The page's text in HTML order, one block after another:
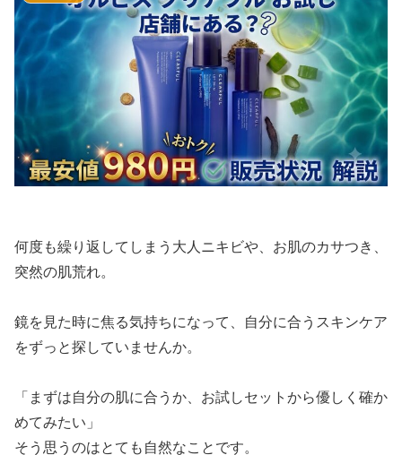
何度も繰り返してしまう大人ニキビや、お肌のカサつき、
突然の肌荒れ。
鏡を見た時に焦る気持ちになって、自分に合うスキンケア
をずっと探していませんか。
「まずは自分の肌に合うか、お試しセットから優しく確か
めてみたい」
そう思うのはとても自然なことです。